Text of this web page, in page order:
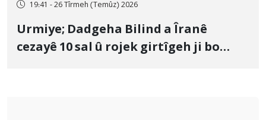
19:41 - 26 Tîrmeh (Temûz) 2026
Urmiye; Dadgeha Bilind a Îranê
cezayê 10 sal û rojek girtîgeh ji bo